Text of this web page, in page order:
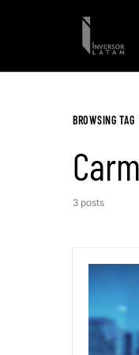
BROWSING TAG
3 posts